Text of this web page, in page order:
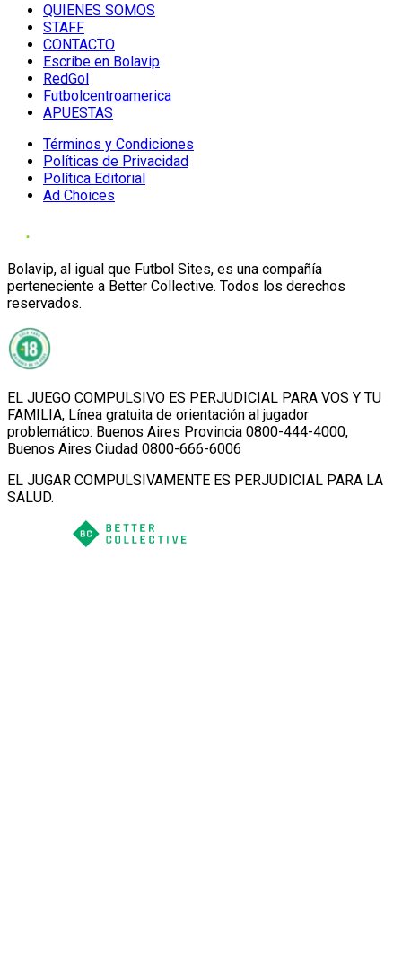
QUIENES SOMOS
STAFF
CONTACTO
Escribe en Bolavip
RedGol
Futbolcentroamerica
APUESTAS
Términos y Condiciones
Políticas de Privacidad
Política Editorial
Ad Choices
Bolavip, al igual que Futbol Sites, es una compañía
perteneciente a Better Collective. Todos los derechos
reservados.
EL JUEGO COMPULSIVO ES PERJUDICIAL PARA VOS Y TU
FAMILIA, Línea gratuita de orientación al jugador
problemático: Buenos Aires Provincia 0800-444-4000,
Buenos Aires Ciudad 0800-666-6006
EL JUGAR COMPULSIVAMENTE ES PERJUDICIAL PARA LA
SALUD.